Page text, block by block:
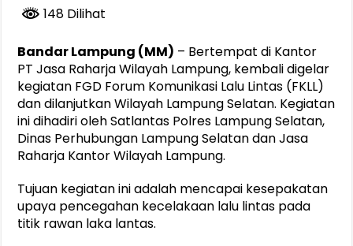
148 Dilihat
Bandar Lampung (MM) – Bertempat di Kantor
PT Jasa Raharja Wilayah Lampung, kembali digelar
kegiatan FGD Forum Komunikasi Lalu Lintas (FKLL)
dan dilanjutkan Wilayah Lampung Selatan. Kegiatan
ini dihadiri oleh Satlantas Polres Lampung Selatan,
Dinas Perhubungan Lampung Selatan dan Jasa
Raharja Kantor Wilayah Lampung.
Tujuan kegiatan ini adalah mencapai kesepakatan
upaya pencegahan kecelakaan lalu lintas pada
titik rawan laka lantas.